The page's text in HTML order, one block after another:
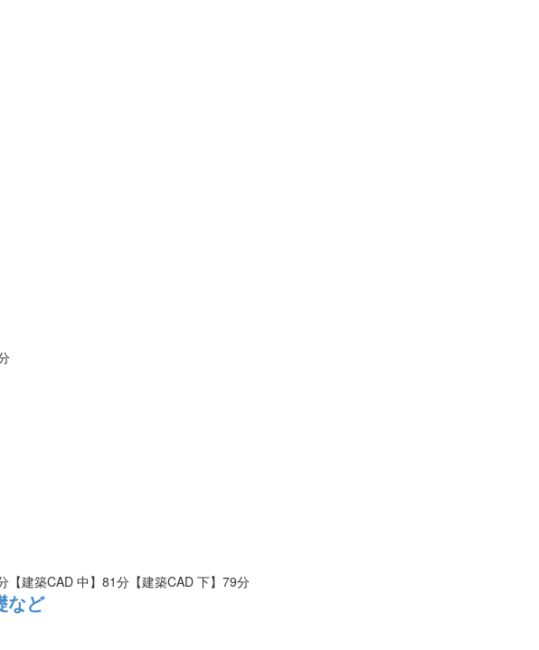
【建築CAD 中】81分【建築CAD 下】79分
など